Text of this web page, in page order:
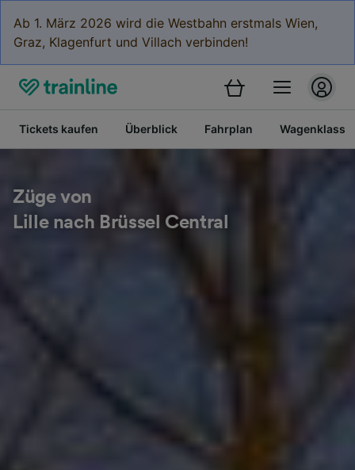
Ab 1. März 2026 wird die Westbahn erstmals Wien,
Graz, Klagenfurt und Villach verbinden!
Tickets kaufen Überblick Fahrplan
Züge von
Lille nach Brüssel Central